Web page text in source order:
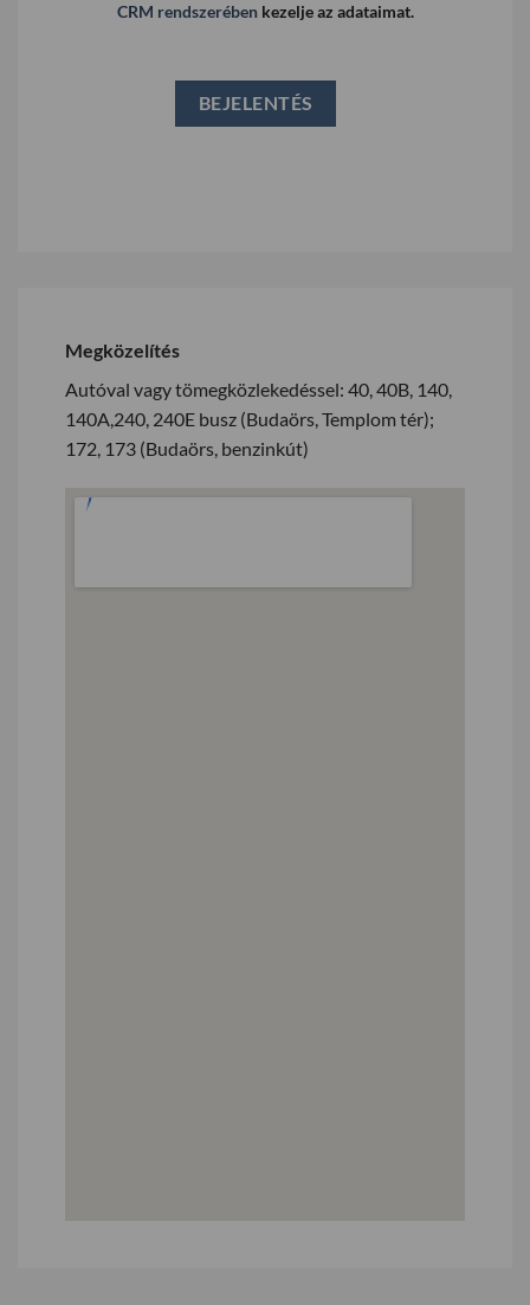
CRM rendszerében kezelje az adataimat.
Megközelítés
Autóval vagy tömegközlekedéssel: 40, 40B, 140,
140A,240, 240E busz (Budaörs, Templom tér);
172, 173 (Budaörs, benzinkút)